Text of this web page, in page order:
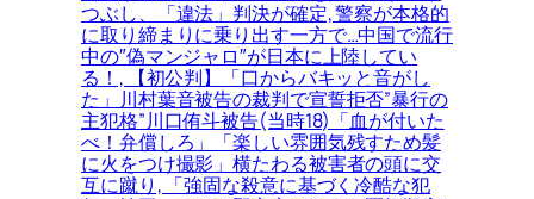
つぶし、「違法」判決が確定, 警察が本格的
に取り締まりに乗り出す一方で…中国で流行
中の″偽マンジャロ″が日本に上陸してい
る！, 【初公判】「口からバキッと音がし
た」川村葉音被告の裁判で宣誓拒否”暴行の
主犯格”川口侑斗被告(当時18)「血が付いた
べ！弁償しろ」「楽しい雰囲気残すため髪
に火をつけ撮影」横たわる被害者の頭に交
互に蹴り, 「強固な殺意に基づく冷酷な犯